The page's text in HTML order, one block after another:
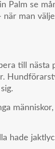
Palm se
man
till nästa
hade